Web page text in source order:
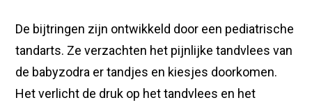
De bijtringen zijn ontwikkeld door een pediatrische
tandarts. Ze verzachten het pijnlijke tandvlees van
de babyzodra er tandjes en kiesjes doorkomen.
Het verlicht de druk op het tandvlees en het